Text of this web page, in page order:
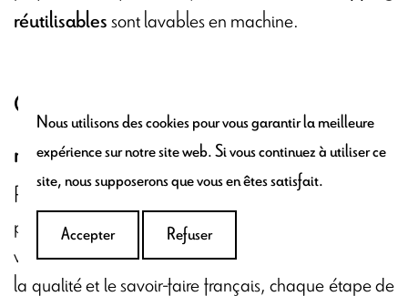
réutilisablessont lavables en machine.
Offrez un article de fabrication 100%
made in France
Plongez dans l'univers dutote bag végétarien
plus qu'un simple sac de course pour transporter
votre chou frisé ! Conçu avec un engagement envers
la qualité et le savoir-faire français, chaque étape de
Nous utilisons des cookies pour vous garantir la meilleure
expérience sur notre site web. Si vous continuez à utiliser ce
site, nous supposerons que vous en êtes satisfait.
Accepter Refuser